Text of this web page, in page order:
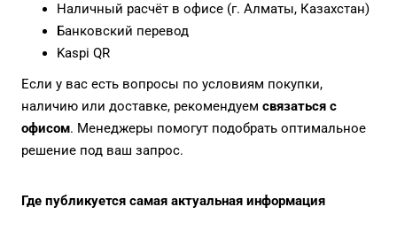
Наличный расчёт в офисе (г. Алматы, Казахстан)
Банковский перевод
Kaspi QR
Если у вас есть вопросы по условиям покупки,
наличию или доставке, рекомендуем связаться с
офисом. Менеджеры помогут подобрать оптимальное
решение под ваш запрос.
Где публикуется самая актуальная информация